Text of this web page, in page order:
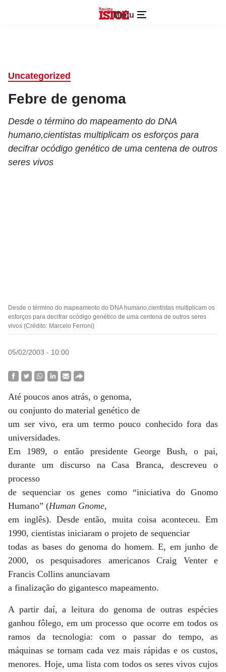
Menu
Uncategorized
Febre de genoma
Desde o término do mapeamento do DNA
humano,cientistas multiplicam os esforços para
decifrar ocódigo genético de uma centena de outros
seres vivos
Desde o término do mapeamento do DNA humano,cientistas multiplicam os
esforços para decifrar ocódigo genético de uma centena de outros seres
vivos (Crédito: Marcelo Ferroni)
05/02/2003 - 10:00
Até poucos anos atrás, o genoma,
ou conjunto do material genético de
um ser vivo, era um termo pouco conhecido fora das
universidades.
Em 1989, o então presidente George Bush, o pai,
durante um discurso na Casa Branca, descreveu o
processo
de sequenciar os genes como “iniciativa do Gnomo
Humano” (Human Gnome,
em inglês). Desde então, muita coisa aconteceu. Em
1990, cientistas iniciaram o projeto de sequenciar
todas as bases do genoma do homem. E, em junho de
2000, os pesquisadores americanos Craig Venter e
Francis Collins anunciavam
a finalização do gigantesco mapeamento.
A partir daí, a leitura do genoma de outras espécies
ganhou fôlego, em um processo que ocorre em todos os
ramos da tecnologia: com o passar do tempo, as
máquinas se tornam cada vez mais rápidas e os custos,
menores. Hoje, uma lista com todos os seres vivos cujos